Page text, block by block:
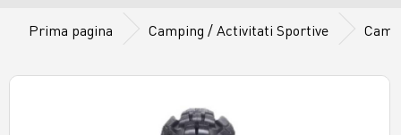
Prima pagina Camping / Activitati Sportive